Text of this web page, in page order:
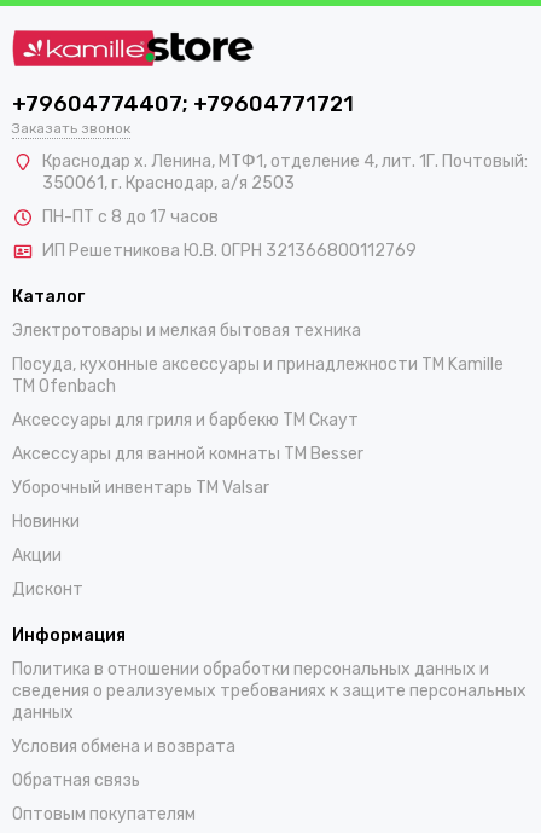
+79604774407; +79604771721
Заказать звонок
Краснодар х. Ленина, МТФ1, отделение 4, лит. 1Г. Почтовый:
350061, г. Краснодар, а/я 2503
ПН-ПТ с 8 до 17 часов
ИП Решетникова Ю.В. ОГРН 321366800112769
Каталог
Электротовары и мелкая бытовая техника
Посуда, кухонные аксессуары и принадлежности TM Kamille
TM Ofenbach
Аксессуары для гриля и барбекю TM Скаут
Аксессуары для ванной комнаты TM Besser
Уборочный инвентарь TM Valsar
Новинки
Акции
Дисконт
Информация
Политика в отношении обработки персональных данных и
сведения о реализуемых требованиях к защите персональных
данных
Условия обмена и возврата
Обратная связь
Оптовым покупателям